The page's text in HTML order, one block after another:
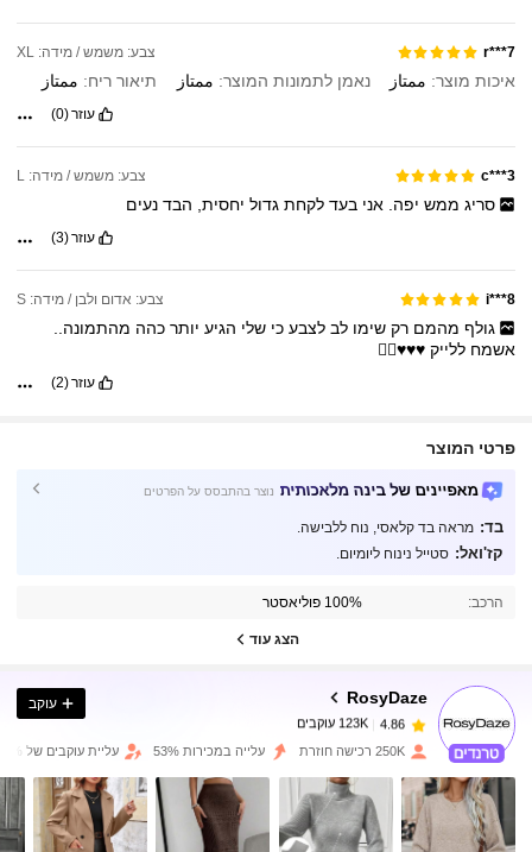
r***7 צבע: משמש / מידה: XL
איכות מוצר: ممتاز נאמן לתמונות המוצר: ممتاز תיאור ריח: ممتاز
עוזר(0)
c***3 צבע: משמש / מידה: L
סריג ממש יפה. אני בעד לקחת גדול יחסית, הבד נעים
עוזר(3)
i***8 צבע: אדום ולבן / מידה: S
גולף מהמם רק שימו לב לצבע כי שלי הגיע יותר כהה מהתמונה..
אשמחללייק♥️♥️♥️👍🏻
עוזר(2)
פרטי המוצר
מאפיינים של בינה מלאכותית נוצר בהתבסס על הפרטים
בד: מראה בד קלאסי, נוח ללבישה.
קז'ואל: סטייל נינוח ליומיום.
הרכב: 100% פוליאסטר
הצג עוד
RosyDaze
4.86 123K עוקבים
4.86
123K עוקבים
r***0
שילםלפני יום אחד
4.86 123K עוקבים
עוקב
250K רכישה חוזרת עלייה במכירות 53% עליית עוקבים של 100%